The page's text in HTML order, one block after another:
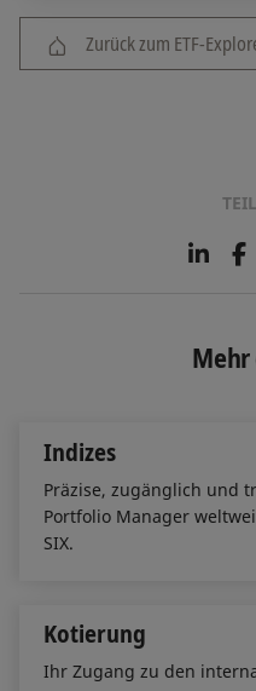
Zurück zum ETF-
L
e
d
F
Indizes
Präzise, zugänglich und
Portfolio Manager
SIX.
Kotierung
Ihr Zugang zu den